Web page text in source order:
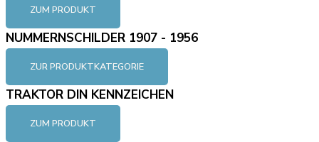
ZUM PRODUKT
NUMMERNSCHILDER 1907 - 1956
ZUR PRODUKTKATEGORIE
TRAKTOR DIN KENNZEICHEN
ZUM PRODUKT